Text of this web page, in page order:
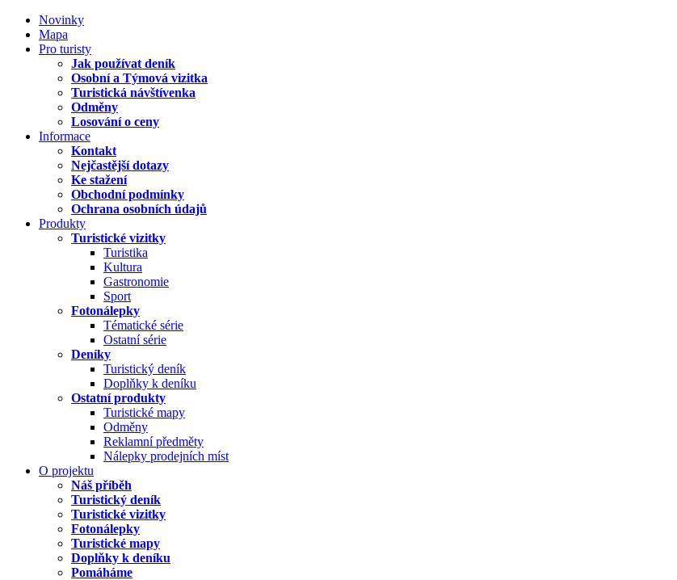
Novinky
Mapa
Pro turisty
Jak používat deník
Osobní a Týmová vizitka
Turistická návštívenka
Odměny
Losování o ceny
Informace
Kontakt
Nejčastější dotazy
Ke stažení
Obchodní podmínky
Ochrana osobních údajů
Produkty
Turistické vizitky
Turistika
Kultura
Gastronomie
Sport
Fotonálepky
Tématické série
Ostatní série
Deníky
Turistický deník
Doplňky k deníku
Ostatní produkty
Turistické mapy
Odměny
Reklamní předměty
Nálepky prodejních míst
O projektu
Náš příběh
Turistický deník
Turistické vizitky
Fotonálepky
Turistické mapy
Doplňky k deníku
Pomáháme